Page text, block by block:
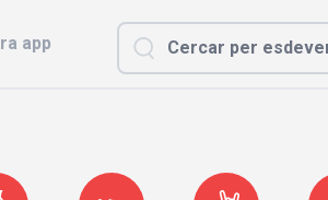
app